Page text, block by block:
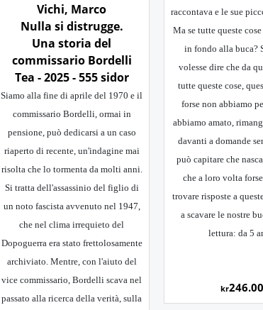
raccontava e le sue
Ma se tutte queste
in fondo alla buca?
volesse dire che da
tutte queste cose,
forse non abbiamo
abbiamo amato,
davanti a domande
può capitare che
che a loro volta
trovare risposte a
a scavare le nostre
lettura: da 5
kr246.00
Vichi, Marco
Nulla si distrugge.
Una storia del
commissario Bordelli
Tea - 2025 - 555 sidor
Siamo alla fine di aprile del 1970 e il
commissario Bordelli, ormai in
pensione, può dedicarsi a un caso
riaperto di recente, un'indagine mai
risolta che lo tormenta da molti anni.
Si tratta dell'assassinio del figlio di
un noto fascista avvenuto nel 1947,
che nel clima irrequieto del
Dopoguerra era stato frettolosamente
archiviato. Mentre, con l'aiuto del
vice commissario, Bordelli scava nel
passato alla ricerca della verità, sulla